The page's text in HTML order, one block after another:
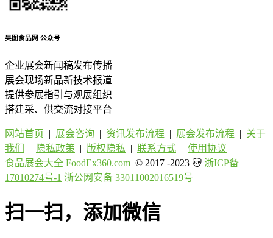
昊图食品网 公众号
企业展会新闻稿发布传播
展会现场新品新技术报道
提供参展指引与观展组织
搭建采、供交流对接平台
网站首页 | 展会咨询 | 资讯发布流程 | 展会发布流程 | 关于
我们
| 隐私政策 | 版权隐私 | 联系方式 | 使用协议
食品展会大全 FoodEx360.com © 2017 -2023
浙ICP备
17010274号-1 浙公网安备 33011002016519号
扫一扫，添加微信